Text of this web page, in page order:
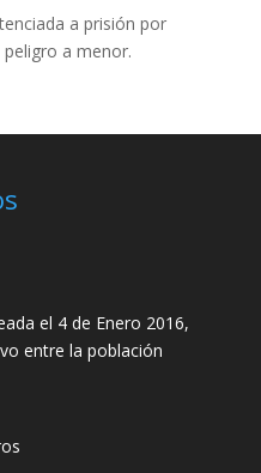
a prisión por
a menor.
el 4 de Enero 2016,
entre la población